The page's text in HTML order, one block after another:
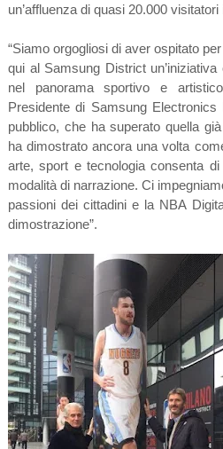
un’affluenza di quasi 20.000
“Siamo orgogliosi di aver ospitato
qui al Samsung District
nel panorama sportivo e
Presidente di Samsung Electronics
pubblico, che ha superato quella
ha dimostrato ancora una volta
arte, sport e tecnologia consenta
modalità di narrazione. Ci
passioni dei cittadini e la NBA
dimostrazione”.